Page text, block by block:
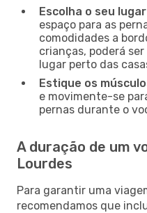
Escolha o seu
espaço para as
comodidades a
crianças, poderá
lugar perto das
Estique os
e movimente-se
pernas durante o
A duração de um
Lourdes
Para garantir uma
recomendamos que